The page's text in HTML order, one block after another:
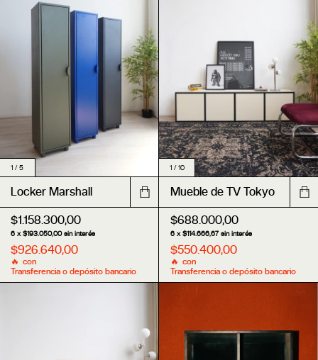
1 /5
Locker Marshall
$1.158.300,00
6 x$193.050,00 sin interés
$926.640,00
con
Transferencia o depósito bancario
1/10
Mueble de TV Tokyo
$688.000,00
6 x$114.666,67 sin interés
$550.400,00
con
Transferencia o depósito bancario